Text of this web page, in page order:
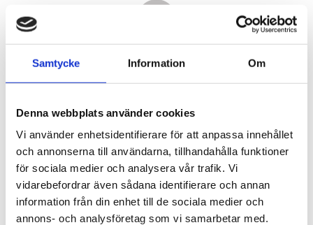
Samtycke Information Om
Denna webbplats använder cookies
Vi använder enhetsidentifierare för att anpassa innehållet
och annonserna till användarna, tillhandahålla funktioner
för sociala medier och analysera vår trafik. Vi
vidarebefordrar även sådana identifierare och annan
information från din enhet till de sociala medier och
annons- och analysföretag som vi samarbetar med.
20 010,00KR